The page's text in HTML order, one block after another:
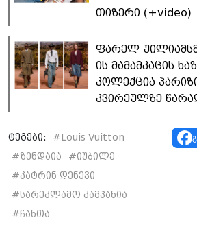
თიზერი (+video)
ფარელ
ის მამამკაცის
კოლექცია
კვირეულზე
ტეგები: #Louis Vuitton
#ზენდაია #იუბილე
#კატრინ დენევი
#სარეკლამო კამპანია
#ჩანთა